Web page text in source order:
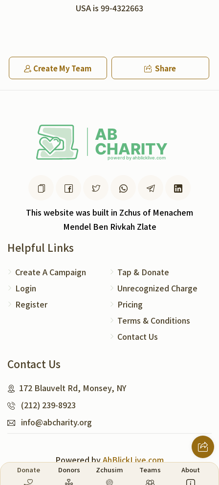
USA is 99-4322663
Create My Team Share
This website was built in Zchus of Menachem
Mendel Ben Rivkah Zlate
Helpful Links
Create A Campaign
Login
Register
Tap & Donate
Unrecognized Charge
Pricing
Terms & Conditions
Contact Us
Contact Us
172 Blauvelt Rd, Monsey, NY
(212) 239-8923
info@abcharity.org
Powered byAhBlickLive.com
Donate Donors Zchusim Teams About